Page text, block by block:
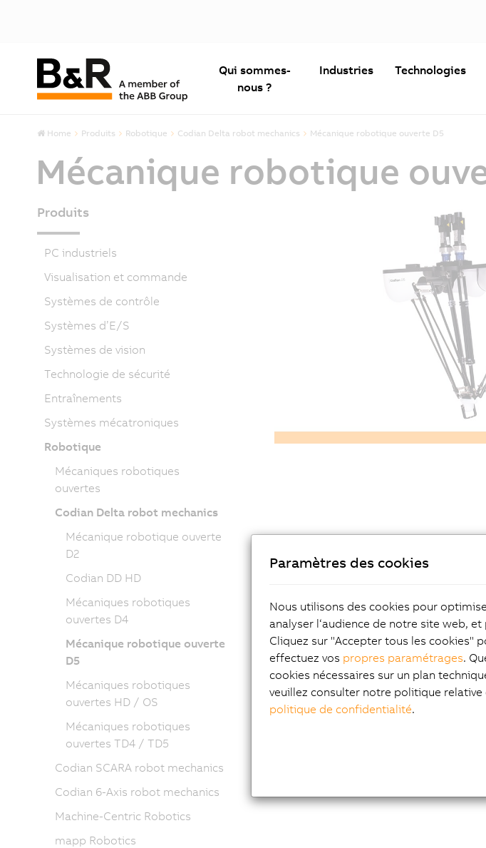
Qui sommes-
nous ?
Industries Technologies
Home Produits Robotique Codian Delta robot mechanics Mécanique robotique ouverte D5
Mécanique robotique
Prépalettisation optimisée
Les mécaniques robotiques D5 sont
particulièrement appréciées en raison
de leurs axes de rotation et
d'inclinaison permettant d'orienter le
Produits
PC industriels
Visualisation et commande
Systèmes de contrôle
Systèmes d’E/S
Systèmes de vision
Technologie de sécurité
Entraînements
Systèmes mécatroniques
Robotique
Mécaniques robotiques
ouvertes
Codian Delta robot mechanics
Mécanique robotique ouverte
D2
Codian DD HD
Mécaniques robotiques
ouvertes D4
Mécanique robotique ouverte
D5
Mécaniques robotiques
ouvertes HD / OS
Mécaniques robotiques
ouvertes TD4 / TD5
Codian SCARA robot mechanics
Codian 6-Axis robot mechanics
Machine-Centric Robotics
mapp Robotics
Paramètres des cookies
Nous utilisons des cookies pour
analyser l‘audience de notre site web,
Cliquez sur "Accepter tous les cookies"
effectuez vos propres paramétrages.
cookies nécessaires sur un plan
veuillez consulter notre politique
politique de confidentialité.